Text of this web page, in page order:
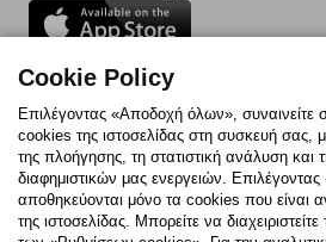
Follow us:
FacebookInstagram
TikTokYoutubePinterest
Cookie Policy
Επιλέγοντας «Αποδοχή όλων»,
cookies της ιστοσελίδας στη συσκευή σας,
της πλοήγησης, τη στατιστική ανάλυση και
διαφημιστικών μας ενεργειών.
αποθηκεύονται μόνο τα cookies που είναι
της ιστοσελίδας. Μπορείτε να